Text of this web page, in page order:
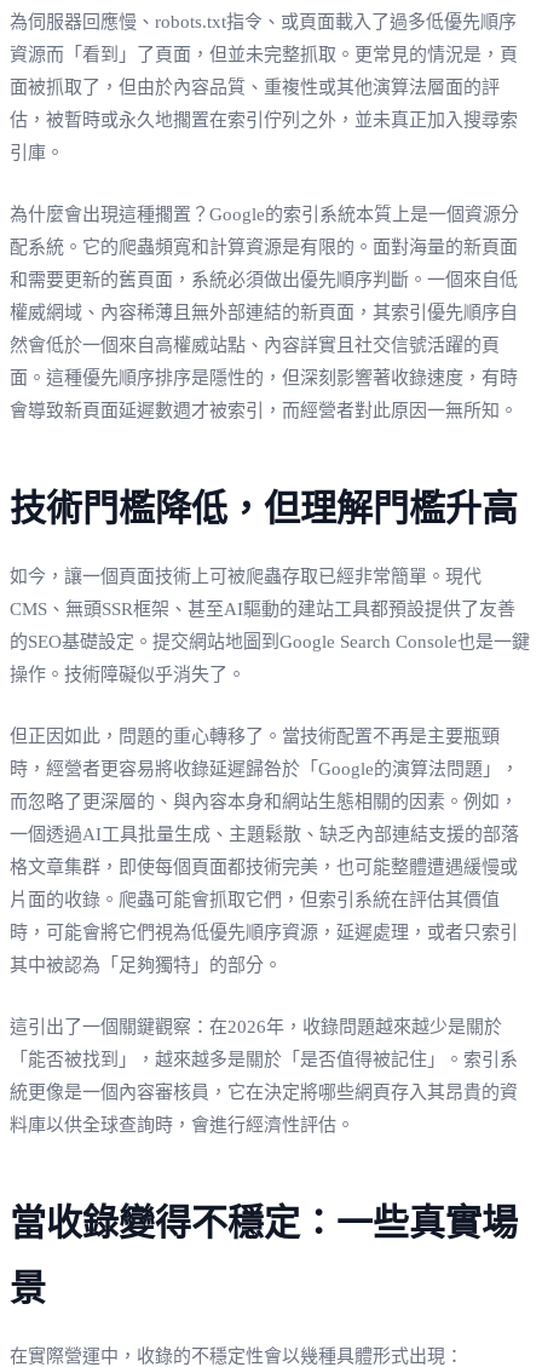
為伺服器回應慢、robots.txt指令、或頁面載入了過多低優先順序
資源而「看到」了頁面，但並未完整抓取。更常見的情況是，頁
面被抓取了，但由於內容品質、重複性或其他演算法層面的評
估，被暫時或永久地擱置在索引佇列之外，並未真正加入搜尋索
引庫。
為什麼會出現這種擱置？Google的索引系統本質上是一個資源分
配系統。它的爬蟲頻寬和計算資源是有限的。面對海量的新頁面
和需要更新的舊頁面，系統必須做出優先順序判斷。一個來自低
權威網域、內容稀薄且無外部連結的新頁面，其索引優先順序自
然會低於一個來自高權威站點、內容詳實且社交信號活躍的頁
面。這種優先順序排序是隱性的，但深刻影響著收錄速度，有時
會導致新頁面延遲數週才被索引，而經營者對此原因一無所知。
技術門檻降低，但理解門檻升高
如今，讓一個頁面技術上可被爬蟲存取已經非常簡單。現代
CMS、無頭SSR框架、甚至AI驅動的建站工具都預設提供了友善
的SEO基礎設定。提交網站地圖到Google Search Console也是一鍵
操作。技術障礙似乎消失了。
但正因如此，問題的重心轉移了。當技術配置不再是主要瓶頸
時，經營者更容易將收錄延遲歸咎於「Google的演算法問題」，
而忽略了更深層的、與內容本身和網站生態相關的因素。例如，
一個透過AI工具批量生成、主題鬆散、缺乏內部連結支援的部落
格文章集群，即使每個頁面都技術完美，也可能整體遭遇緩慢或
片面的收錄。爬蟲可能會抓取它們，但索引系統在評估其價值
時，可能會將它們視為低優先順序資源，延遲處理，或者只索引
其中被認為「足夠獨特」的部分。
這引出了一個關鍵觀察：在2026年，收錄問題越來越少是關於
「能否被找到」，越來越多是關於「是否值得被記住」。索引系
統更像是一個內容審核員，它在決定將哪些網頁存入其昂貴的資
料庫以供全球查詢時，會進行經濟性評估。
當收錄變得不穩定：一些真實場
景
在實際營運中，收錄的不穩定性會以幾種具體形式出現：